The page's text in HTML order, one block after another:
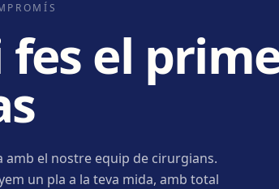
fes el
amb el nostre equip de cirurgians.
un pla a la teva mida, amb total